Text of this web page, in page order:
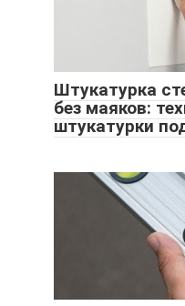
Штукатурка
без маяков:
штукатурки